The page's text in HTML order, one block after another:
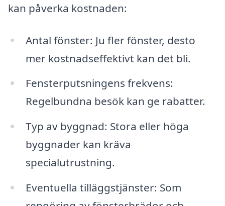
kan påverka kostnaden:
Antal fönster: Ju fler fönster, desto
mer kostnadseffektivt kan det bli.
Fensterputsningens frekvens:
Regelbundna besök kan ge rabatter.
Typ av byggnad: Stora eller höga
byggnader kan kräva
specialutrustning.
Eventuella tilläggstjänster: Som